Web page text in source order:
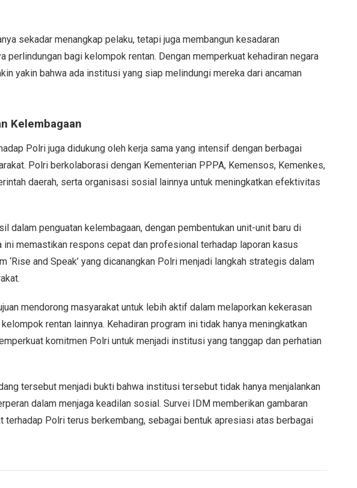
sekadar menangkap pelaku, tetapi juga membangun kesadaran
perlindungan bagi kelompok rentan. Dengan memperkuat kehadiran negara
yakin bahwa ada institusi yang siap melindungi mereka dari ancaman
Kelembagaan
Polri juga didukung oleh kerja sama yang intensif dengan berbagai
Polri berkolaborasi dengan Kementerian PPPA, Kemensos, Kemenkes,
daerah, serta organisasi sosial lainnya untuk meningkatkan efektivitas
dalam penguatan kelembagaan, dengan pembentukan unit-unit baru di
ini memastikan respons cepat dan profesional terhadap laporan kasus
‘Rise and Speak’ yang dicanangkan Polri menjadi langkah strategis dalam
mendorong masyarakat untuk lebih aktif dalam melaporkan kekerasan
rentan lainnya. Kehadiran program ini tidak hanya meningkatkan
komitmen Polri untuk menjadi institusi yang tanggap dan perhatian
tersebut menjadi bukti bahwa institusi tersebut tidak hanya menjalankan
dalam menjaga keadilan sosial. Survei IDM memberikan gambaran
terhadap Polri terus berkembang, sebagai bentuk apresiasi atas berbagai